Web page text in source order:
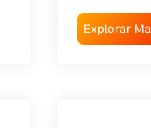
Explorar